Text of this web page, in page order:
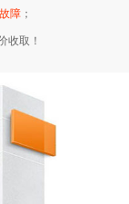
障 ；
收取！